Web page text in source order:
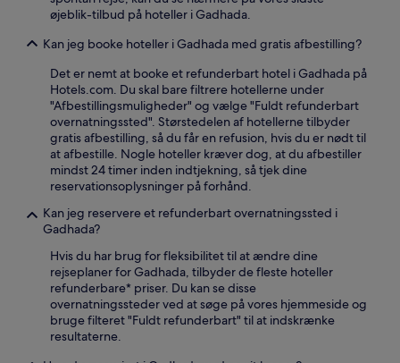
øjeblik-tilbud på hoteller i Gadhada.
Kan jeg booke hoteller i Gadhada med gratis afbestilling?
Det er nemt at booke et refunderbart hotel i Gadhada på
Hotels.com. Du skal bare filtrere hotellerne under
"Afbestillingsmuligheder" og vælge "Fuldt refunderbart
overnatningssted". Størstedelen af hotellerne tilbyder
gratis afbestilling, så du får en refusion, hvis du er nødt til
at afbestille. Nogle hoteller kræver dog, at du afbestiller
mindst 24 timer inden indtjekning, så tjek dine
reservationsoplysninger på forhånd.
Kan jeg reservere et refunderbart overnatningssted i
Gadhada?
Hvis du har brug for fleksibilitet til at ændre dine
rejseplaner for Gadhada, tilbyder de fleste hoteller
refunderbare* priser. Du kan se disse
overnatningssteder ved at søge på vores hjemmeside og
bruge filteret "Fuldt refunderbart" til at indskrænke
resultaterne.